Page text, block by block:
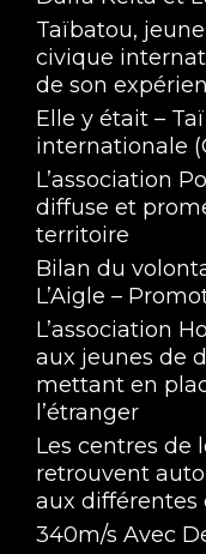
Taïbatou,
civique
de son
Elle y était –
internationale
L’association
diffuse et
territoire
Bilan du
L’Aigle –
L’association
aux jeunes de
mettant en
l’étranger
Les centres de
retrouvent
aux
340m/s Avec